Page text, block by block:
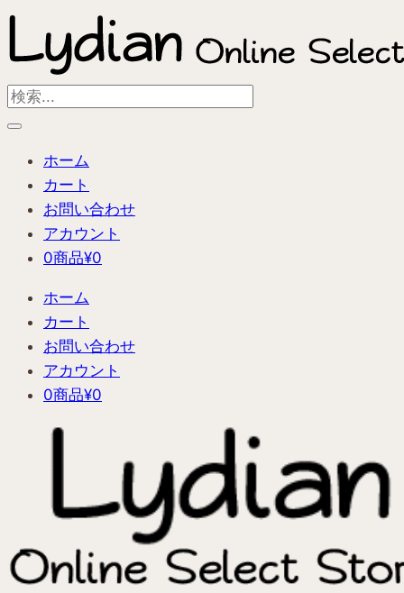
内
を
ス
Search
...
ホーム
カート
お問い合わせ
アカウント
0商品¥0
ホーム
カート
お問い合わせ
アカウント
0商品¥0